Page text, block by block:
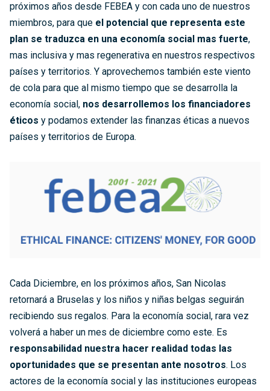
próximos años desde FEBEA y con cada uno de nuestros
miembros, para que el potencial que representa este
plan se traduzca en una economía social mas fuerte,
mas inclusiva y mas regenerativa en nuestros respectivos
países y territorios. Y aprovechemos también este viento
de cola para que al mismo tiempo que se desarrolla la
economía social, nos desarrollemos los financiadores
éticos y podamos extender las finanzas éticas a nuevos
países y territorios de Europa.
Cada Diciembre, en los próximos años, San Nicolas
retornará a Bruselas y los niños y niñas belgas seguirán
recibiendo sus regalos. Para la economía social, rara vez
volverá a haber un mes de diciembre como este. Es
responsabilidad nuestra hacer realidad todas las
oportunidades que se presentan ante nosotros. Los
actores de la economía social y las instituciones europeas